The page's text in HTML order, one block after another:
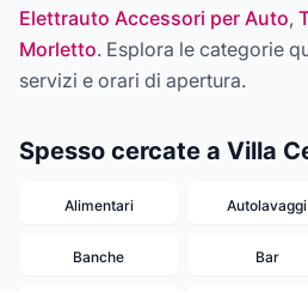
Elettrauto Accessori per Auto,
Morletto. Esplora le categorie
servizi e orari di apertura.
Spesso cercate a Villa
Alimentari Autolavaggi
Banche Bar